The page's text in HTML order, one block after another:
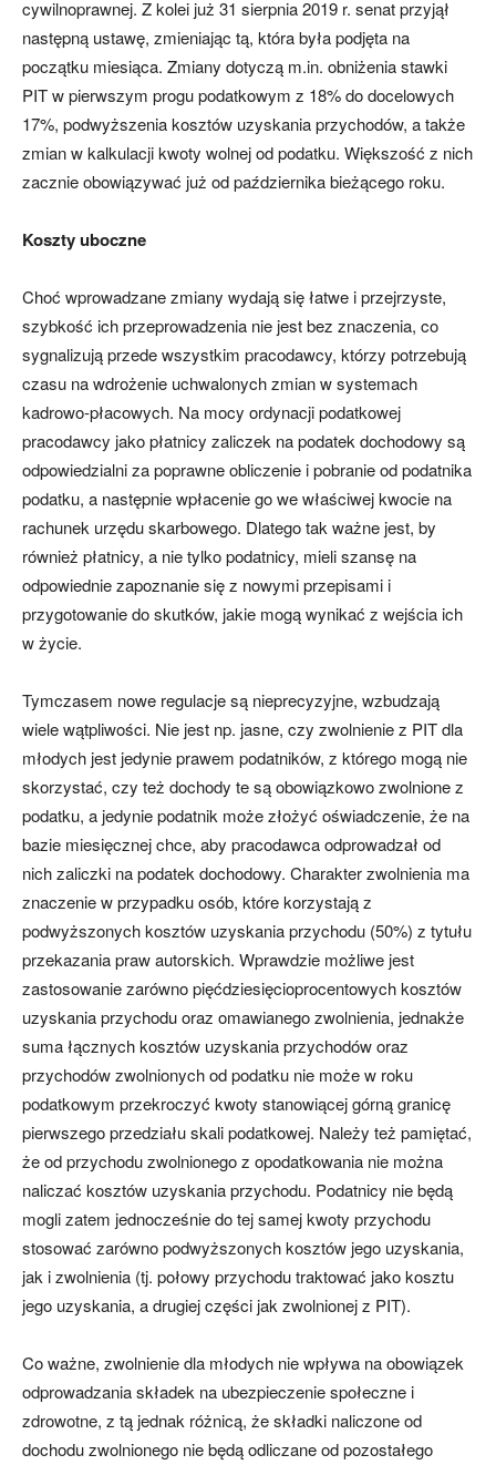
cywilnoprawnej. Z kolei już 31 sierpnia 2019 r. senat przyjął
następną ustawę, zmieniając tą, która była podjęta na
początku miesiąca. Zmiany dotyczą m.in. obniżenia stawki
PIT w pierwszym progu podatkowym z 18% do docelowych
17%, podwyższenia kosztów uzyskania przychodów, a także
zmian w kalkulacji kwoty wolnej od podatku. Większość z nich
zacznie obowiązywać już od października bieżącego roku.
Koszty uboczne
Choć wprowadzane zmiany wydają się łatwe i przejrzyste,
szybkość ich przeprowadzenia nie jest bez znaczenia, co
sygnalizują przede wszystkim pracodawcy, którzy potrzebują
czasu na wdrożenie uchwalonych zmian w systemach
kadrowo-płacowych. Na mocy ordynacji podatkowej
pracodawcy jako płatnicy zaliczek na podatek dochodowy są
odpowiedzialni za poprawne obliczenie i pobranie od podatnika
podatku, a następnie wpłacenie go we właściwej kwocie na
rachunek urzędu skarbowego. Dlatego tak ważne jest, by
również płatnicy, a nie tylko podatnicy, mieli szansę na
odpowiednie zapoznanie się z nowymi przepisami i
przygotowanie do skutków, jakie mogą wynikać z wejścia ich
w życie.
Tymczasem nowe regulacje są nieprecyzyjne, wzbudzają
wiele wątpliwości. Nie jest np. jasne, czy zwolnienie z PIT dla
młodych jest jedynie prawem podatników, z którego mogą nie
skorzystać, czy też dochody te są obowiązkowo zwolnione z
podatku, a jedynie podatnik może złożyć oświadczenie, że na
bazie miesięcznej chce, aby pracodawca odprowadzał od
nich zaliczki na podatek dochodowy. Charakter zwolnienia ma
znaczenie w przypadku osób, które korzystają z
podwyższonych kosztów uzyskania przychodu (50%) z tytułu
przekazania praw autorskich. Wprawdzie możliwe jest
zastosowanie zarówno pięćdziesięcioprocentowych kosztów
uzyskania przychodu oraz omawianego zwolnienia, jednakże
suma łącznych kosztów uzyskania przychodów oraz
przychodów zwolnionych od podatku nie może w roku
podatkowym przekroczyć kwoty stanowiącej górną granicę
pierwszego przedziału skali podatkowej. Należy też pamiętać,
że od przychodu zwolnionego z opodatkowania nie można
naliczać kosztów uzyskania przychodu. Podatnicy nie będą
mogli zatem jednocześnie do tej samej kwoty przychodu
stosować zarówno podwyższonych kosztów jego uzyskania,
jak i zwolnienia (tj. połowy przychodu traktować jako kosztu
jego uzyskania, a drugiej części jak zwolnionej z PIT).
Co ważne, zwolnienie dla młodych nie wpływa na obowiązek
odprowadzania składek na ubezpieczenie społeczne i
zdrowotne, z tą jednak różnicą, że składki naliczone od
dochodu zwolnionego nie będą odliczane od pozostałego